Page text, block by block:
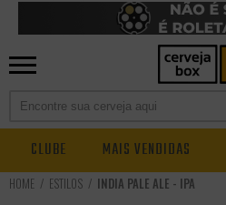
CLUBE MAIS VENDIDAS
ESTILOS INDIA PALE ALE - IPA